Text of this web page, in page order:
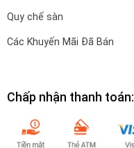
Quy chế sàn
Các Khuyến Mãi Đã Bán
Chấp nhận thanh toán: